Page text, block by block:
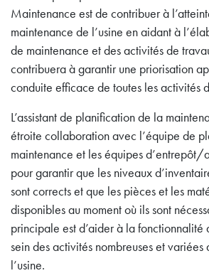
Maintenance est de contribuer à
maintenance de l’usine en aidant à
de maintenance et des activités de
contribuera à garantir une priorisation
conduite efficace de toutes les activités
L’assistant de planification de la
étroite collaboration avec l’équipe de
maintenance et les équipes d’entrepôt/
pour garantir que les niveaux
sont corrects et que les pièces et les
disponibles au moment où ils sont
principale est d’aider à la
sein des activités nombreuses et
l’usine.